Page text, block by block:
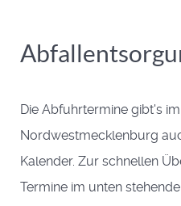
Die Abfuhrtermine gibt's im
Nordwestmecklenburg
Kalender. Zur schnellen
Termine im unten